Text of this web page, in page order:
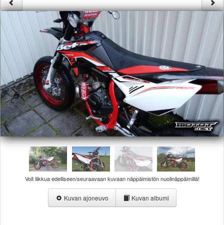
Säännöt ja ohjeet
Uudet ajoneuvot
Uudet kuvat
Uudet kommentit
MYYDÄÄN
Haku
Ohjeet
Ajoneuvot
Osat
TIETOPANKKI
TAPAHTUMAT
MP15 kuvia
MP14 kuvia
MP13 kuvia
ACS 2015 kuvia
Lisää uusi tapahtuma
Voit liikkua edelliseen/seuraavaan kuvaan näppäimistön nuolinäppäimillä!
Kuvan ajoneuvo Kuvan albumi